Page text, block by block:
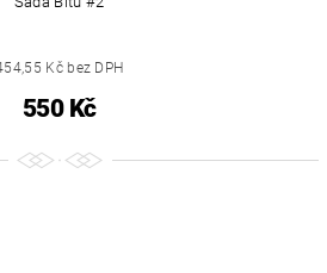
Kč bez DPH
550 Kč